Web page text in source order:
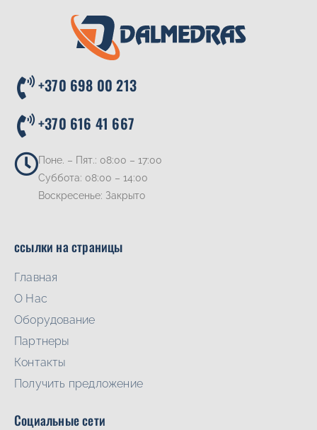
+370 698 00 213
+370 616 41 667
Поне. – Пят.: 08:00 – 17:00
Суббота: 08:00 – 14:00
Воскресенье: Закрыто
ссылки на страницы
Главная
О Нас
Oборудование
Партнеры
Контакты
Получить предложение
Социальные сети